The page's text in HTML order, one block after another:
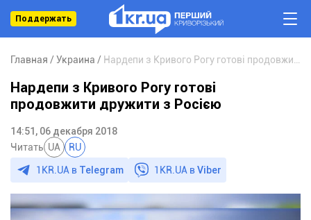
Поддержать
Главная Украина
Нардепи з Кривого Рогу готові
продовжити дружити з Росією
14:51, 06 декабря 2018
Читать UA RU
1KR.UA в Telegram 1KR.UA вViber